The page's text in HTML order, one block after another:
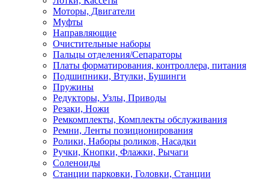
Моторы, Двигатели
Муфты
Направляющие
Очистительные наборы
Пальцы отделения/Сепараторы
Платы форматирования, контроллера, питания
Подшипники, Втулки, Бушинги
Пружины
Редукторы, Узлы, Приводы
Резаки, Ножи
Ремкомплекты, Комплекты обслуживания
Ремни, Ленты позиционирования
Ролики, Наборы роликов, Насадки
Ручки, Кнопки, Флажки, Рычаги
Соленоиды
Станции парковки, Головки, Станции